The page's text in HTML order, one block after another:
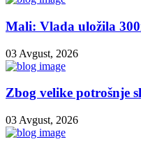
Mali: Vlada uložila
03 Avgust, 2026
Zbog velike potrošnje
03 Avgust, 2026